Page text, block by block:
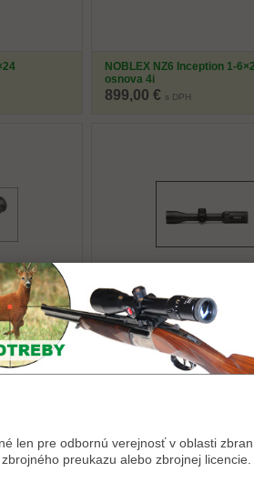
NOBLEX NZ6 Inception 1-
osnova 4i
899,00 € s DPH
NOBLEX NZ6 1,7-10x42
Inception, osnova 4
969,00 € s DPH
len pre odbornú verejnosť v oblasti
preukazu alebo zbrojnej licencie.